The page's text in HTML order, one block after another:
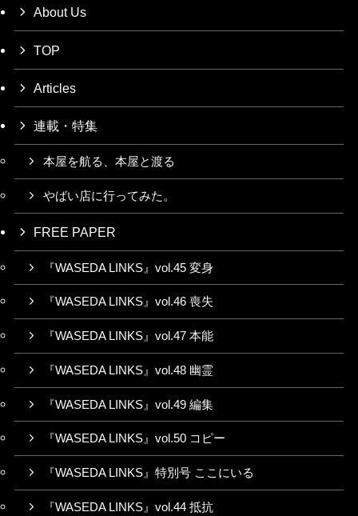
About Us
TOP
Articles
連載・特集
本屋を航る、本屋と渡る
やばい店に行ってみた。
FREE PAPER
『WASEDA LINKS』vol.45 変身
『WASEDA LINKS』vol.46 喪失
『WASEDA LINKS』vol.47 本能
『WASEDA LINKS』vol.48 幽霊
『WASEDA LINKS』vol.49 編集
『WASEDA LINKS』vol.50 コピー
『WASEDA LINKS』特別号 ここにいる
『WASEDA LINKS』vol.44 抵抗